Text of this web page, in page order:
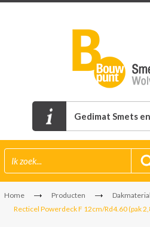
Gedimat Smets
Home Producten
Recticel Powerdeck F 12cm/Rd4.60 (pak